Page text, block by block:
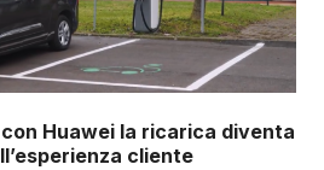
Huawei la ricarica diventa
cliente